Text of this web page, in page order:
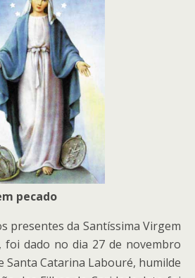
pecado
presentes da Santíssima Virgem
foi dado no dia 27 de novembro
Santa Catarina Labouré, humilde